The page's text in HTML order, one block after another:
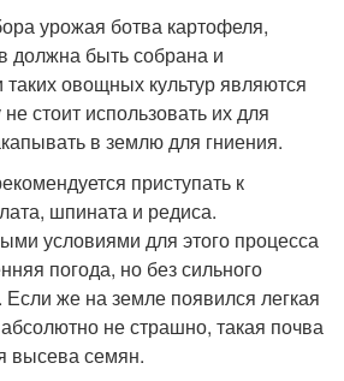
урожая ботва картофеля,
должна быть собрана и
таких овощных культур являются
стоит использовать их для
в землю для гниения.
приступать к
шпината и редиса.
условиями для этого процесса
погода, но без сильного
же на земле появился легкая
абсолютно не страшно, такая почва
высева семян.